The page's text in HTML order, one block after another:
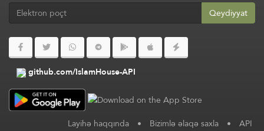
Qeydiyyat
github.com/IslamHouse-API
Layihə haqqında • Bizimlə əlaqə saxla • API